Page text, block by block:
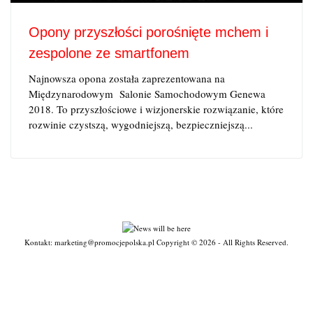
Opony przyszłości porośnięte mchem i
zespolone ze smartfonem
Najnowsza opona została zaprezentowana na
Międzynarodowym Salonie Samochodowym Genewa
2018. To przyszłościowe i wizjonerskie rozwiązanie, które
rozwinie czystszą, wygodniejszą, bezpieczniejszą...
Kontakt: marketing@promocjepolska.pl Copyright © 2026 - All Rights Reserved.